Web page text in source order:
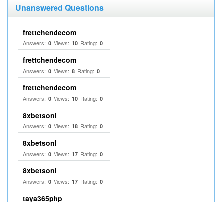
Unanswered Questions
frettchendecom
Answers: 0 Views: 10 Rating: 0
frettchendecom
Answers: 0 Views: 8 Rating: 0
frettchendecom
Answers: 0 Views: 10 Rating: 0
8xbetsonl
Answers: 0 Views: 18 Rating: 0
8xbetsonl
Answers: 0 Views: 17 Rating: 0
8xbetsonl
Answers: 0 Views: 17 Rating: 0
taya365php